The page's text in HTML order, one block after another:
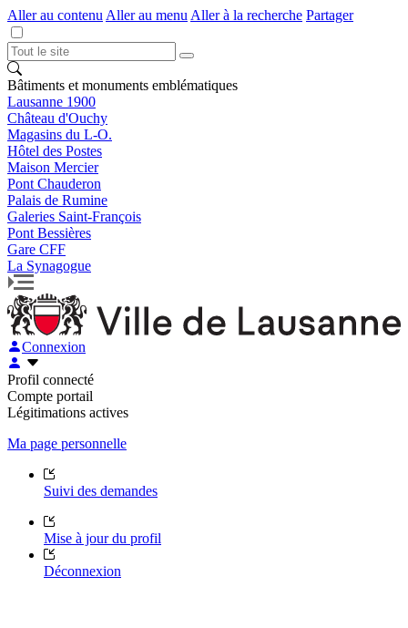
Aller au contenu Aller au menu Aller à la recherche Partager
Bâtiments et monuments emblématiques
Lausanne 1900
Château d'Ouchy
Magasins du L-O.
Hôtel des Postes
Maison Mercier
Pont Chauderon
Palais de Rumine
Galeries Saint-François
Pont Bessières
Gare CFF
La Synagogue
Connexion
Profil connecté
Compte portail
Légitimations actives
Ma page personnelle
Suivi des demandes
Mise à jour du profil
Déconnexion